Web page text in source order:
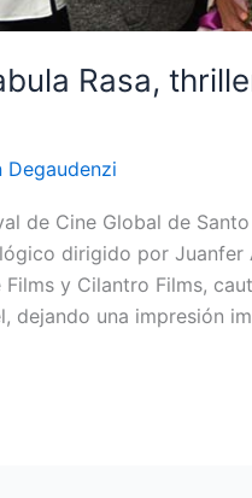
Rasa,
Degaudenzi
de Cine Global de
dirigido por Juanfer
y Cilantro Films,
dejando una impresión